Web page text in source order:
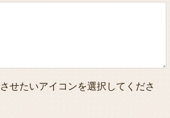
せたいアイコンを選択してくださ